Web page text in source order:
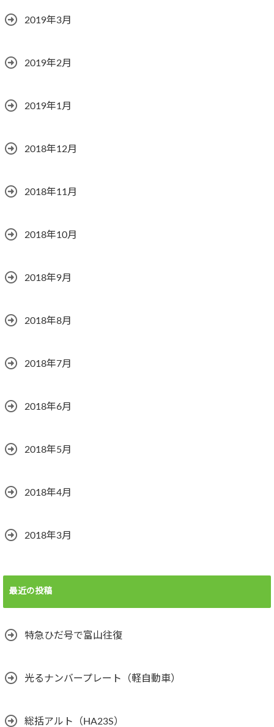
2019年3月
2019年2月
2019年1月
2018年12月
2018年11月
2018年10月
2018年9月
2018年8月
2018年7月
2018年6月
2018年5月
2018年4月
2018年3月
最近の投稿
特急ひだ号で富山往復
光るナンバープレート（軽自動車）
総括アルト（HA23S）